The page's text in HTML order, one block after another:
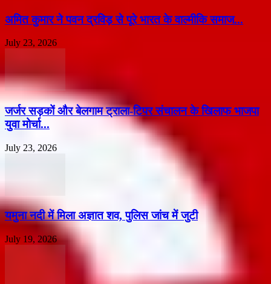
अमित कुमार ने पवन द्रविड़ से पूरे भारत के वाल्मीकि समाज...
July 23, 2026
जर्जर सड़कों और बेलगाम ट्राला-टिपर संचालन के खिलाफ भाजपा
युवा मोर्चा...
July 23, 2026
यमुना नदी में मिला अज्ञात शव, पुलिस जांच में जुटी
July 19, 2026